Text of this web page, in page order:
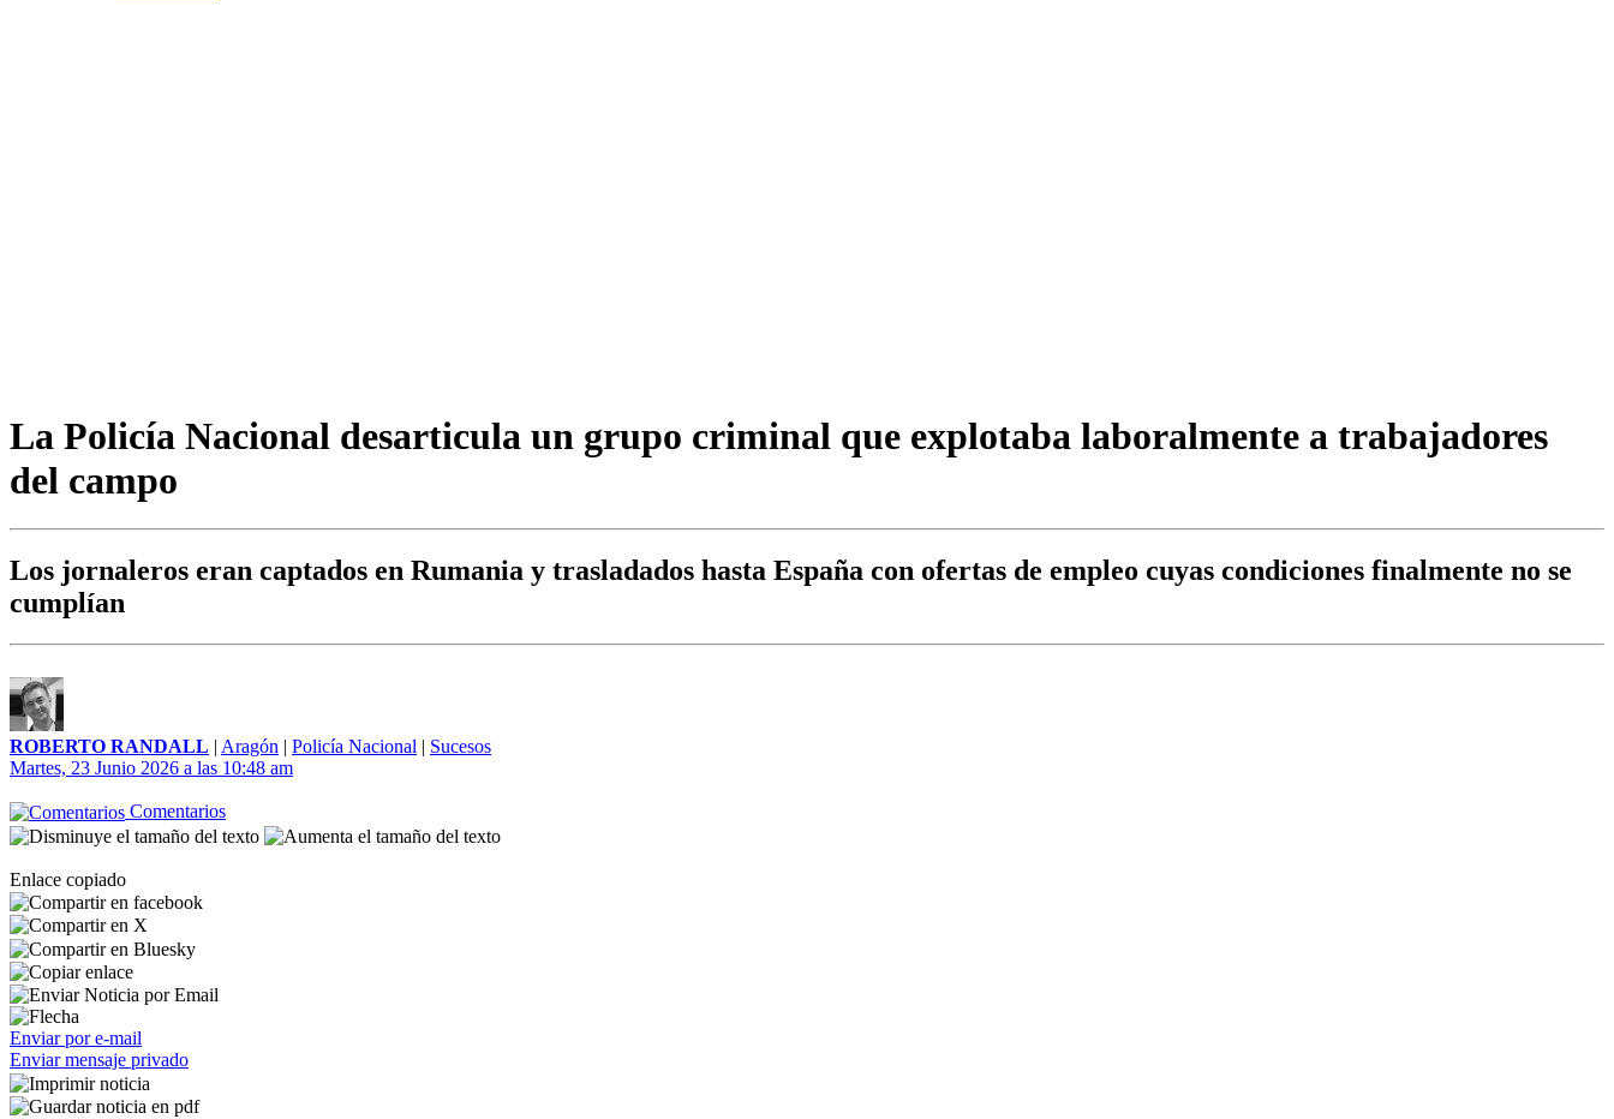
La Policía Nacional desarticula un grupo criminal que explotaba laboralmente a trabajadores
del campo
Los jornaleros eran captados en Rumania y trasladados hasta España con ofertas de empleo cuyas condiciones finalmente no se
cumplían
ROBERTO RANDALL | Aragón | Policía Nacional | Sucesos
Martes, 23 Junio 2026 a las 10:48 am
Comentarios
Enlace copiado
Enviar por e-mail
Enviar mensaje privado